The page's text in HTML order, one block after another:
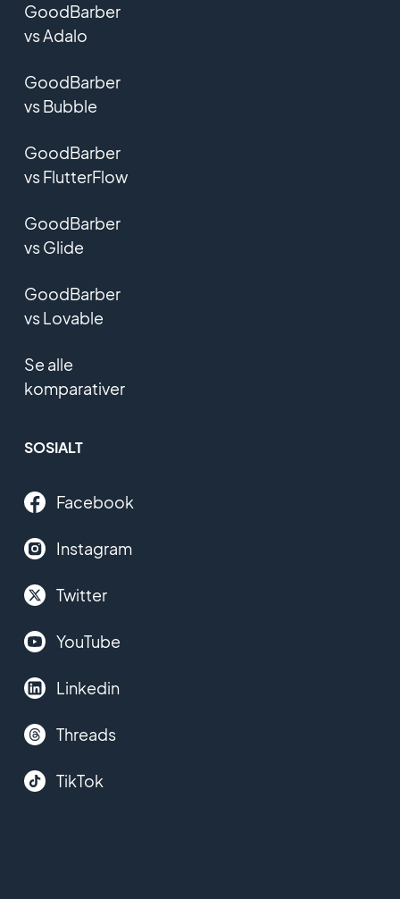
GoodBarber
vs Adalo
GoodBarber
vs Bubble
GoodBarber
vs FlutterFlow
GoodBarber
vs Glide
GoodBarber
vs Lovable
Se alle
komparativer
SOSIALT
Facebook
Instagram
Twitter
YouTube
Linkedin
Threads
TikTok